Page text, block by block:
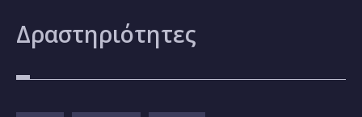
Δραστηριότητες